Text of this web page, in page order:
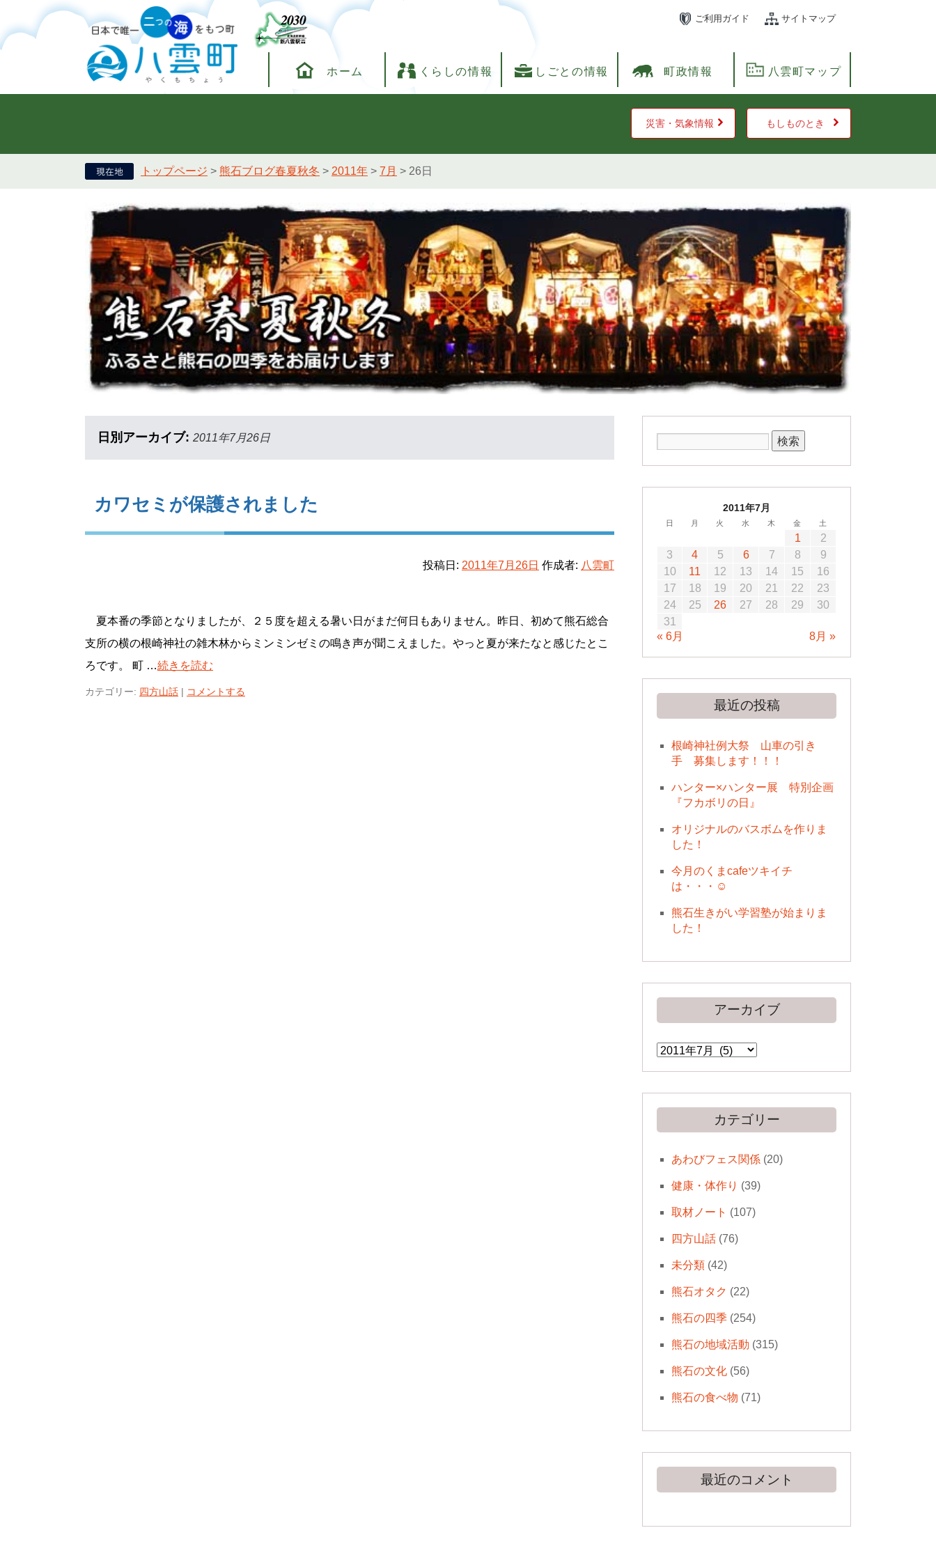
ご利用ガイド サイトマップ
ホーム くらしの情報 しごとの情報 町政情報 八雲町マップ
災害・気象情報 もしものとき
トップページ > 熊石ブログ春夏秋冬 > 2011年 > 7月 > 26日
日別アーカイブ: 2011年7月26日
カワセミが保護されました
投稿日: 2011年7月26日 作成者: 八雲町
夏本番の季節となりましたが、２５度を超える暑い日がまだ何日もありません。昨日、初めて熊石総合
支所の横の根崎神社の雑木林からミンミンゼミの鳴き声が聞こえました。やっと夏が来たなと感じたとこ
ろです。 町 …続きを読む
カテゴリー: 四方山話 | コメントする
2011年7月
日 月 火 水 木 金 土
1
2
3
4 5 6 7 8
9
10
11 12 13 14 15
16
17
18 19 20 21 22
23
24
25 26 27 28 29
30
31
« 6月
8月 »
最近の投稿
根崎神社例大祭 山車の引き
手 募集します！！！
ハンター×ハンター展 特別企画
『フカボリの日』
オリジナルのバスボムを作りま
した！
今月のくまcafeツキイチ
は・・・☺
熊石生きがい学習塾が始まりま
した！
アーカイブ
ア
ー
カ
カテゴリー
あわびフェス関係(20)
健康・体作り (39)
取材ノート (107)
四方山話(76)
未分類(42)
熊石オタク (22)
熊石の四季(254)
熊石の地域活動 (315)
熊石の文化(56)
熊石の食べ物 (71)
最近のコメント